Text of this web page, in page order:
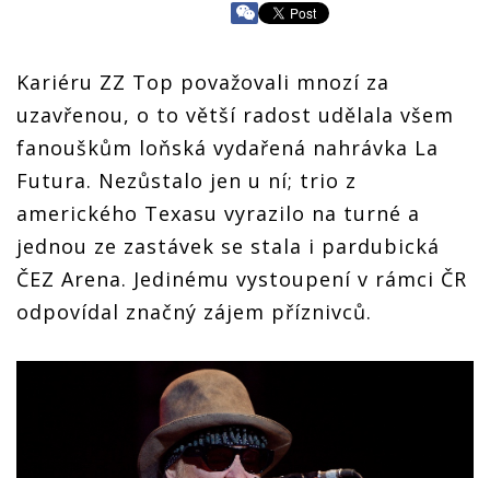
Kariéru ZZ Top považovali mnozí za
uzavřenou, o to větší radost udělala všem
fanouškům loňská vydařená nahrávka La
Futura. Nezůstalo jen u ní; trio z
amerického Texasu vyrazilo na turné a
jednou ze zastávek se stala i pardubická
ČEZ Arena. Jedinému vystoupení v rámci ČR
odpovídal značný zájem příznivců.